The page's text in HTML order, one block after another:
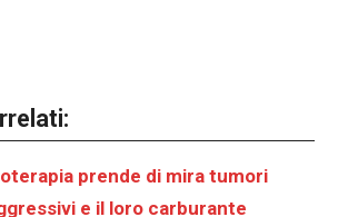
prende di mira tumori
e il loro carburante